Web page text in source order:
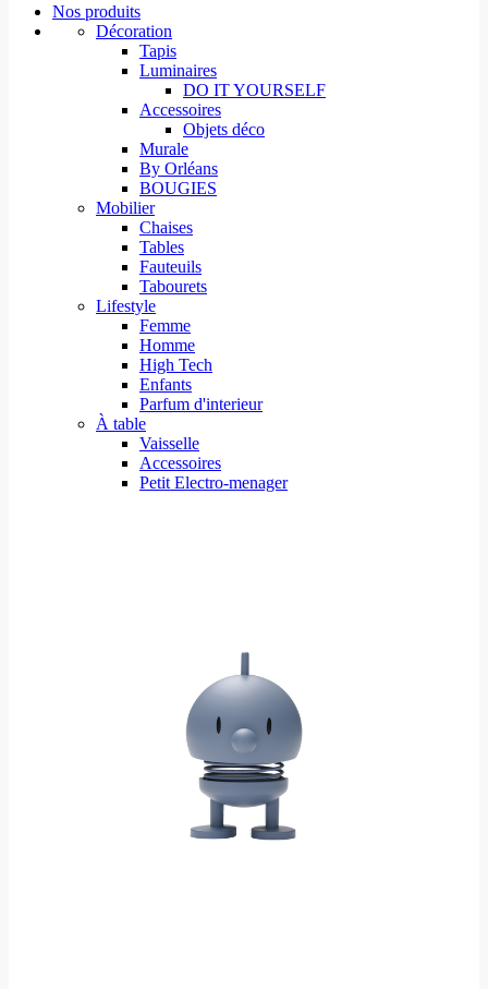
Nos produits
Décoration
Tapis
Luminaires
DO IT YOURSELF
Accessoires
Objets déco
Murale
By Orléans
BOUGIES
Mobilier
Chaises
Tables
Fauteuils
Tabourets
Lifestyle
Femme
Homme
High Tech
Enfants
Parfum d'interieur
À table
Vaisselle
Accessoires
Petit Electro-menager